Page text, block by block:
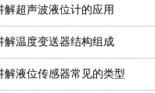
解超声波液位计的应用
解温度变送器结构组成
解液位传感器常见的类型